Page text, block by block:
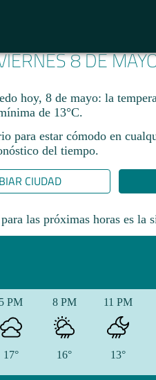
8 DE
hoy, 8 de mayo: la
de 13°C.
para estar cómodo en
del tiempo.
CIUDAD
las próximas horas es la
5 PM
17°
8 PM
16°
11 PM
13°